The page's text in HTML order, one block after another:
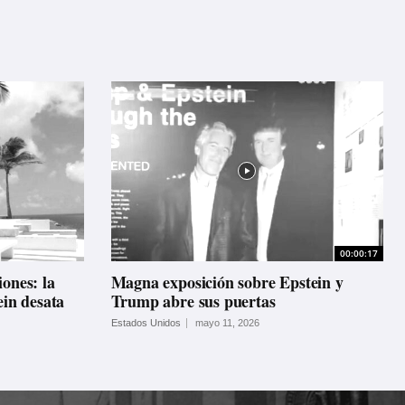
la
desata
00:00:17
Magna exposición sobre Epstein y
Trump abre sus puertas
Estados Unidos mayo 11, 2026